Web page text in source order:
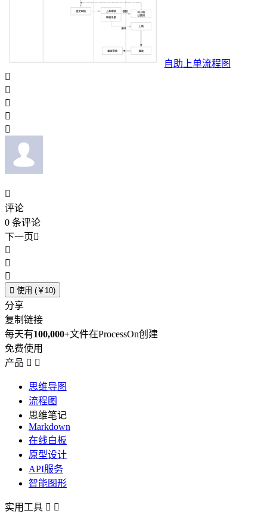
自助上单流程图






评论
0 条评论
下一页



 使用 (￥10)
分享
复制链接
每天有100,000+文件在ProcessOn创建
免费使用
产品  
思维导图
流程图
思维笔记
Markdown
在线白板
原型设计
API服务
智能图形
实用工具  